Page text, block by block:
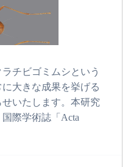
チビゴミムシという
大きな成果を挙げる
いたします。本研究
国際学術誌「Acta